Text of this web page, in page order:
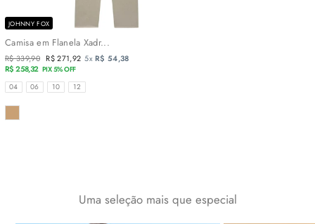
JOHNNY FOX
Camisa em Flanela Xadr...
Preço
normal
R$ 339,90 Preço
promocional
R$ 271,92 5xR$ 54,38
R$ 258,32 PIX 5% OFF
TAMANHOS
04 06 10 12
COR
Uma seleção mais que especial